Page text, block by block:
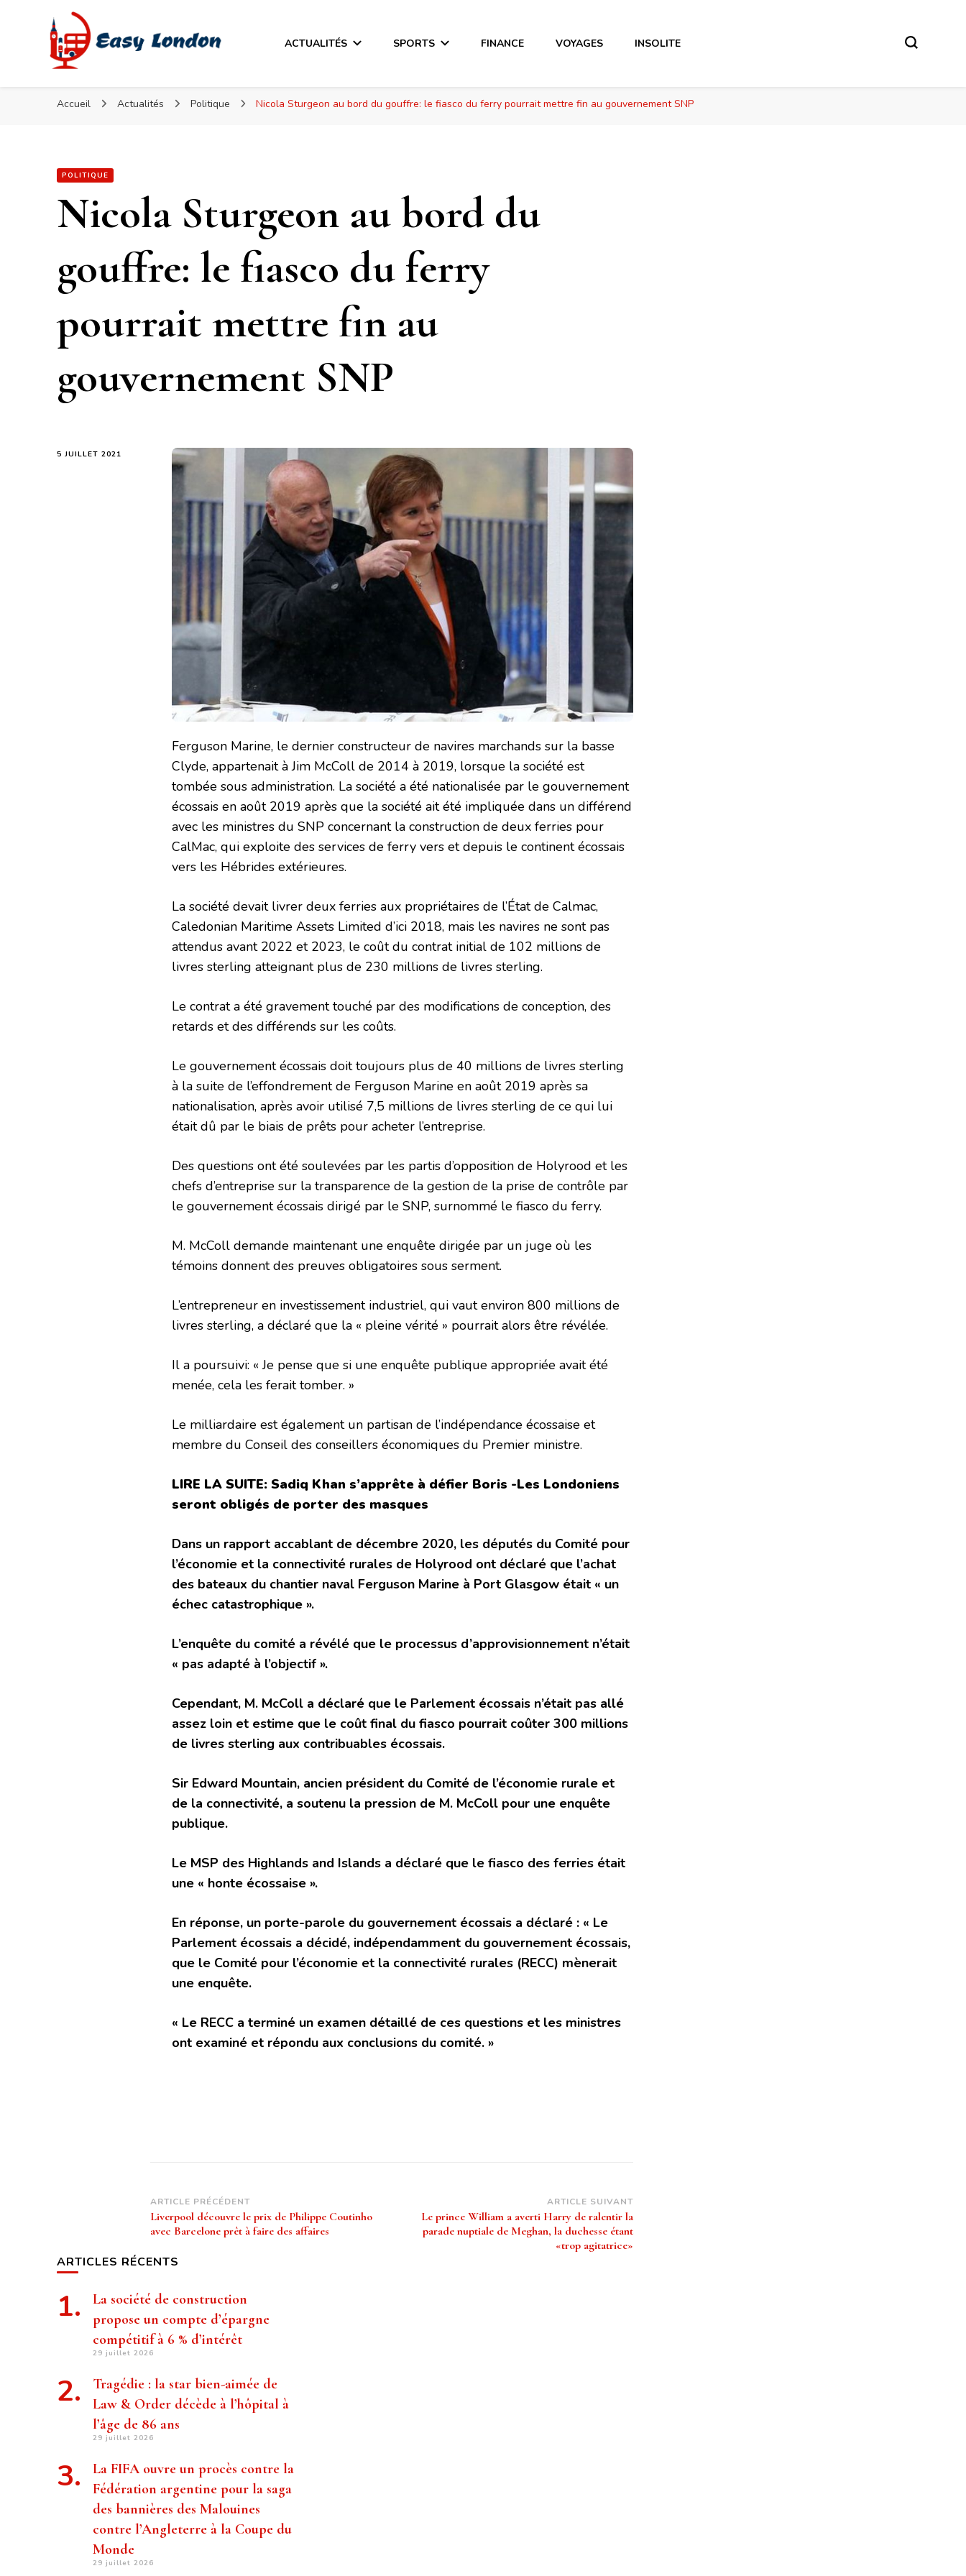
Easy London
Easy London
ACTUALITÉS SPORTS FINANCE VOYAGES INSOLITE
Accueil Actualités Politique Nicola Sturgeon au bord du gouffre: le fiasco du ferry pourrait mettre fin au gouvernement SNP
POLITIQUE
Nicola Sturgeon au bord du
gouffre: le fiasco du ferry
pourrait mettre fin au
gouvernement SNP
5 JUILLET 2021
Ferguson Marine, le dernier constructeur de navires marchands sur la basse
Clyde, appartenait à Jim McColl de 2014 à 2019, lorsque la société est
tombée sous administration. La société a été nationalisée par le gouvernement
écossais en août 2019 après que la société ait été impliquée dans un différend
avec les ministres du SNP concernant la construction de deux ferries pour
CalMac, qui exploite des services de ferry vers et depuis le continent écossais
vers les Hébrides extérieures.
La société devait livrer deux ferries aux propriétaires de l’État de Calmac,
Caledonian Maritime Assets Limited d’ici 2018, mais les navires ne sont pas
attendus avant 2022 et 2023, le coût du contrat initial de 102 millions de
livres sterling atteignant plus de 230 millions de livres sterling.
Le contrat a été gravement touché par des modifications de conception, des
retards et des différends sur les coûts.
Le gouvernement écossais doit toujours plus de 40 millions de livres sterling
à la suite de l’effondrement de Ferguson Marine en août 2019 après sa
nationalisation, après avoir utilisé 7,5 millions de livres sterling de ce qui lui
était dû par le biais de prêts pour acheter l’entreprise.
Des questions ont été soulevées par les partis d’opposition de Holyrood et les
chefs d’entreprise sur la transparence de la gestion de la prise de contrôle par
le gouvernement écossais dirigé par le SNP, surnommé le fiasco du ferry.
M. McColl demande maintenant une enquête dirigée par un juge où les
témoins donnent des preuves obligatoires sous serment.
L’entrepreneur en investissement industriel, qui vaut environ 800 millions de
livres sterling, a déclaré que la « pleine vérité » pourrait alors être révélée.
Il a poursuivi: « Je pense que si une enquête publique appropriée avait été
menée, cela les ferait tomber. »
Le milliardaire est également un partisan de l’indépendance écossaise et
membre du Conseil des conseillers économiques du Premier ministre.
LIRE LA SUITE: Sadiq Khan s’apprête à défier Boris -Les Londoniens
seront obligés de porter des masques
Dans un rapport accablant de décembre 2020, les députés du Comité pour
l’économie et la connectivité rurales de Holyrood ont déclaré que l’achat
des bateaux du chantier naval Ferguson Marine à Port Glasgow était « un
échec catastrophique ».
L’enquête du comité a révélé que le processus d’approvisionnement n’était
« pas adapté à l’objectif ».
Cependant, M. McColl a déclaré que le Parlement écossais n’était pas allé
assez loin et estime que le coût final du fiasco pourrait coûter 300 millions
de livres sterling aux contribuables écossais.
Sir Edward Mountain, ancien président du Comité de l’économie rurale et
de la connectivité, a soutenu la pression de M. McColl pour une enquête
publique.
Le MSP des Highlands and Islands a déclaré que le fiasco des ferries était
une « honte écossaise ».
En réponse, un porte-parole du gouvernement écossais a déclaré : « Le
Parlement écossais a décidé, indépendamment du gouvernement écossais,
que le Comité pour l’économie et la connectivité rurales (RECC) mènerait
une enquête.
« Le RECC a terminé un examen détaillé de ces questions et les ministres
ont examiné et répondu aux conclusions du comité. »
Navigation
d’article
ARTICLE PRÉCÉDENT
Liverpool découvre le prix de Philippe Coutinho
avec Barcelone prêt à faire des affaires
ARTICLE SUIVANT
Le prince William a averti Harry de ralentir la
parade nuptiale de Meghan, la duchesse étant
«trop agitatrice»
ARTICLES RÉCENTS
La société de construction
propose un compte d’épargne
compétitif à 6 % d’intérêt
29 juillet 2026
Tragédie : la star bien-aimée de
Law & Order décède à l’hôpital à
l’âge de 86 ans
29 juillet 2026
La FIFA ouvre un procès contre la
Fédération argentine pour la saga
des bannières des Malouines
contre l’Angleterre à la Coupe du
Monde
29 juillet 2026